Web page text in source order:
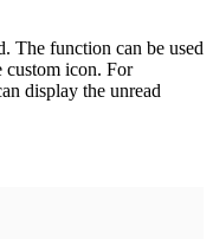
The function can be used
custom icon. For
display the unread